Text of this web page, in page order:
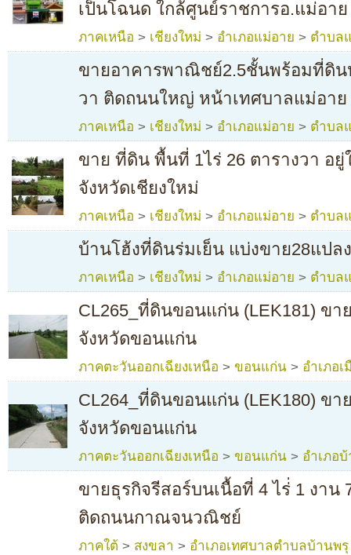
เป็นโฉนด ใกล้ศูนย์ราชการอ.แม่อาย
ภาคเหนือ > เชียงใหม่ > อำเภอแม่อาย > ตำบล
ขายอาคารพาณิชย์2.5ชั้นพร้อมที่ดิน
วา ติดถนนใหญ่ หน้าเทศบาลแม่อาย
ภาคเหนือ > เชียงใหม่ > อำเภอแม่อาย > ตำบล
ขาย ที่ดิน พื้นที่ 1ไร่ 26 ตารางวา อยู่
จังหวัดเชียงใหม่
ภาคเหนือ > เชียงใหม่ > อำเภอแม่อาย > ตำบล
บ้านโฮ้งที่ดินร่มเย็น แบ่งขาย28แป
ภาคเหนือ > เชียงใหม่ > อำเภอแม่อาย > ตำบล
CL265_ที่ดินขอนแก่น (LEK181) ขา
จังหวัดขอนแก่น
ภาคตะวันออกเฉียงเหนือ > ขอนแก่น > อำเภอเ
CL264_ที่ดินขอนแก่น (LEK180) ขา
จังหวัดขอนแก่น
ภาคตะวันออกเฉียงเหนือ > ขอนแก่น > อำเภอ
ขายธุรกิจรีสอร์บนเนื้อที่ 4 ไร่่ 1 งาน
ติดถนนกาณจนวณิชย์
ภาคใต้ > สงขลา > อำเภอเทศบาลตำบลบ้านพรุ